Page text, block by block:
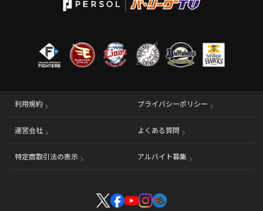
利用規約 プライバシーポリシー
運営会社 （別ウィンドウで開く） よくある質問
特定商取引法の表示 アルバイト募集 （別ウィンドウで開く